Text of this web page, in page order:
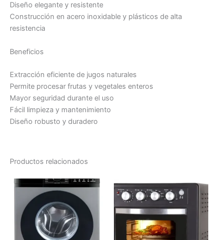
Diseño elegante y resistente
Construcción en acero inoxidable y plásticos de alta
resistencia
Beneficios
Extracción eficiente de jugos naturales
Permite procesar frutas y vegetales enteros
Mayor seguridad durante el uso
Fácil limpieza y mantenimiento
Diseño robusto y duradero
Productos relacionados